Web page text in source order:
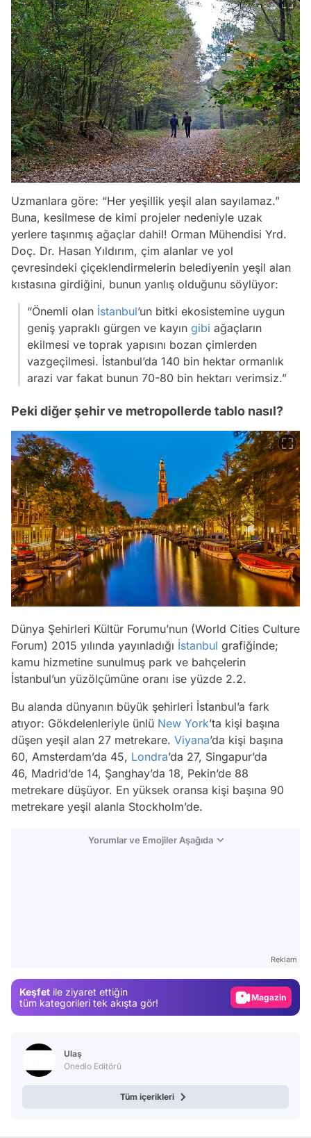
Uzmanlara göre: “Her yeşillik yeşil alan sayılamaz.”
Buna, kesilmese de kimi projeler nedeniyle uzak
yerlere taşınmış ağaçlar dahil! Orman Mühendisi Yrd.
Doç. Dr. Hasan Yıldırım, çim alanlar ve yol
çevresindeki çiçeklendirmelerin belediyenin yeşil alan
kıstasına girdiğini, bunun yanlış olduğunu söylüyor:
“Önemli olan İstanbul’un bitki ekosistemine uygun
geniş yapraklı gürgen ve kayın gibi ağaçların
ekilmesi ve toprak yapısını bozan çimlerden
vazgeçilmesi. İstanbul’da 140 bin hektar ormanlık
arazi var fakat bunun 70-80 bin hektarı verimsiz.”
Peki diğer şehir ve metropollerde tablo nasıl?
Dünya Şehirleri Kültür Forumu’nun (World Cities Culture
Forum) 2015 yılında yayınladığı İstanbul grafiğinde;
kamu hizmetine sunulmuş park ve bahçelerin
İstanbul’un yüzölçümüne oranı ise yüzde 2.2.
Bu alanda dünyanın büyük şehirleri İstanbul’a fark
atıyor: Gökdelenleriyle ünlü New York’ta kişi başına
düşen yeşil alan 27 metrekare. Viyana’da kişi başına
60, Amsterdam’da 45, Londra’da 27, Singapur’da
46, Madrid’de 14, Şanghay’da 18, Pekin’de 88
metrekare düşüyor. En yüksek oransa kişi başına 90
metrekare yeşil alanla Stockholm’de.
Yorumlar ve Emojiler Aşağıda
Reklam
Keşfet ile ziyaret ettiğin
tüm kategorileri tek akışta gör!
Video
Ulaş
Onedio Editörü
Tüm içerikleri